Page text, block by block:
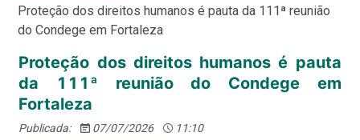
Proteção dos direitos humanos é pauta da 111ª reunião
do Condege em Fortaleza
Proteção dos direitos humanos é pauta
da 111ª reunião do Condege em
Fortaleza
Publicada: 07/07/2026 11:10